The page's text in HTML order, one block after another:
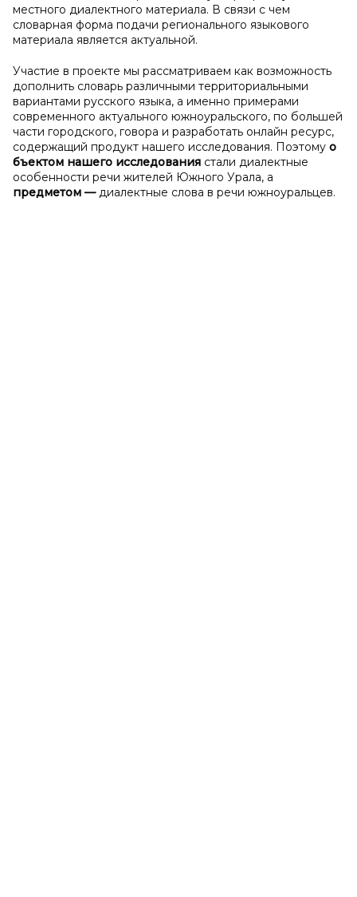
местного диалектного материала. В связи с чем
словарная форма подачи регионального языкового
материала является актуальной.
Участие в проекте мы рассматриваем как возможность
дополнить словарь различными территориальными
вариантами русского языка, а именно примерами
современного актуального южноуральского, по большей
части городского, говора и разработать онлайн ресурс,
содержащий продукт нашего исследования. Поэтому о
бъектом нашего исследования стали диалектные
особенности речи жителей Южного Урала, а
предметом — диалектные слова в речи южноуральцев.